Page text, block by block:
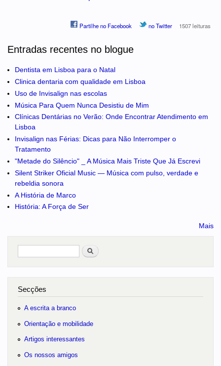
Partilhe no Facebook no Twitter 1507 leituras
Entradas recentes no blogue
Dentista em Lisboa para o Natal
Clinica dentaria com qualidade em Lisboa
Uso de Invisalign nas escolas
Música Para Quem Nunca Desistiu de Mim
Clínicas Dentárias no Verão: Onde Encontrar Atendimento em
Lisboa
Invisalign nas Férias: Dicas para Não Interromper o
Tratamento
"Metade do Silêncio" _ A Música Mais Triste Que Já Escrevi
Silent Striker Oficial Music — Música com pulso, verdade e
rebeldia sonora
A História de Marco
História: A Força de Ser
Mais
Pesquisar
Secções
A escrita a branco
Orientação e mobilidade
Artigos interessantes
Os nossos amigos